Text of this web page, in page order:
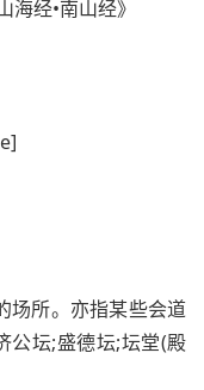
经•南山经》
场所。亦指某些会道
公坛;盛德坛;坛堂(殿